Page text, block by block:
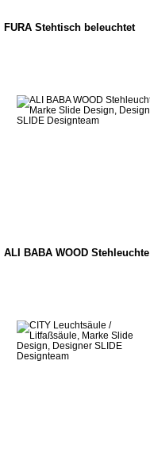
FURA Stehtisch beleuchtet
ALI BABA WOOD Stehleuchte